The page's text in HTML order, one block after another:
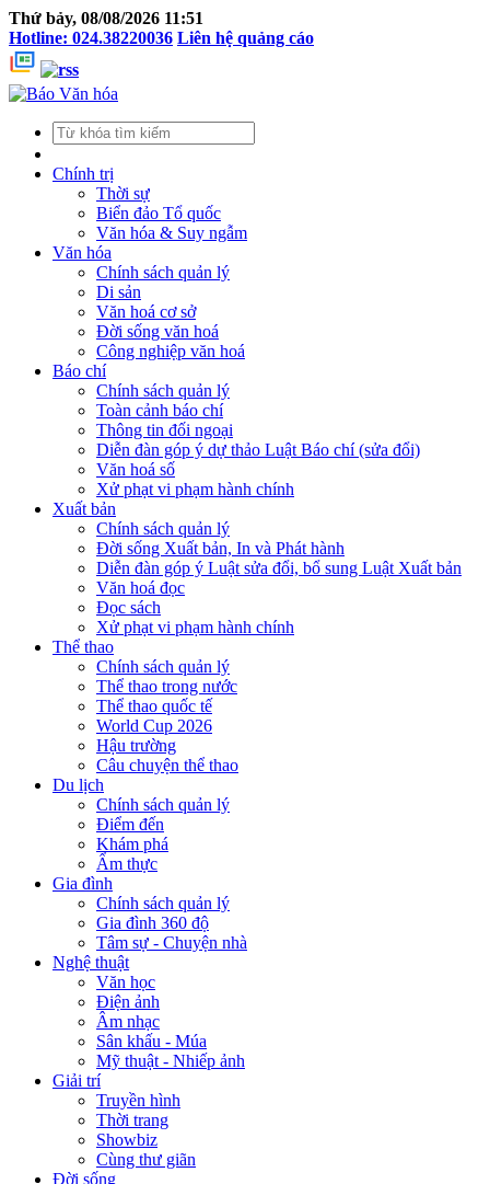
Thứ bảy, 08/08/2026 11:51
Hotline: 024.38220036 Liên hệ quảng cáo
Chính trị
Thời sự
Biển đảo Tổ quốc
Văn hóa & Suy ngẫm
Văn hóa
Chính sách quản lý
Di sản
Văn hoá cơ sở
Đời sống văn hoá
Công nghiệp văn hoá
Báo chí
Chính sách quản lý
Toàn cảnh báo chí
Thông tin đối ngoại
Diễn đàn góp ý dự thảo Luật Báo chí (sửa đổi)
Văn hoá số
Xử phạt vi phạm hành chính
Xuất bản
Chính sách quản lý
Đời sống Xuất bản, In và Phát hành
Diễn đàn góp ý Luật sửa đổi, bổ sung Luật Xuất bản
Văn hoá đọc
Đọc sách
Xử phạt vi phạm hành chính
Thể thao
Chính sách quản lý
Thể thao trong nước
Thể thao quốc tế
World Cup 2026
Hậu trường
Câu chuyện thể thao
Du lịch
Chính sách quản lý
Điểm đến
Khám phá
Ẩm thực
Gia đình
Chính sách quản lý
Gia đình 360 độ
Tâm sự - Chuyện nhà
Nghệ thuật
Văn học
Điện ảnh
Âm nhạc
Sân khấu - Múa
Mỹ thuật - Nhiếp ảnh
Giải trí
Truyền hình
Thời trang
Showbiz
Cùng thư giãn
Đời sống